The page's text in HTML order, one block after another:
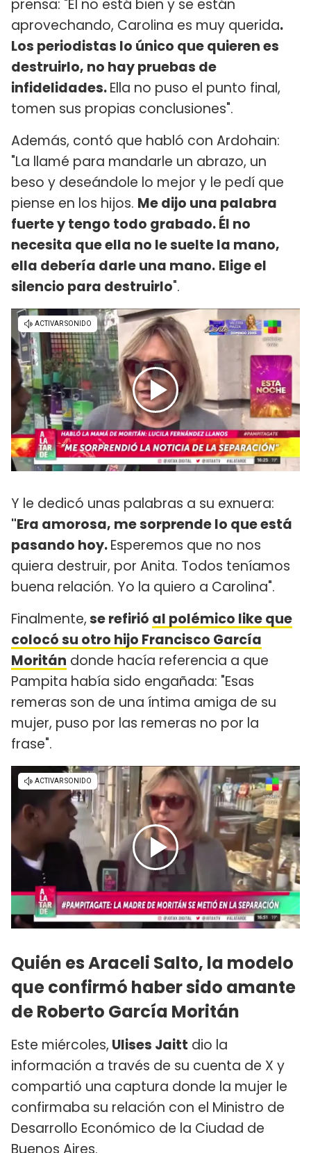
prensa: "Él no está bien y se están
aprovechando, Carolina es muy querida.
Los periodistas lo único que quieren es
destruirlo, no hay pruebas de
infidelidades.Ella no puso el punto final,
tomen sus propias conclusiones".
Además, contó que habló con Ardohain:
"La llamé para mandarle un abrazo, un
beso y deseándole lo mejor y le pedí que
piense en los hijos. Me dijo una palabra
fuerte y tengo todo grabado. Él no
necesita que ella no le suelte la mano,
ella debería darle una mano. Elige el
silencio para destruirlo".
Y le dedicó unas palabras a su exnuera:
"Era amorosa, me sorprende lo que está
pasando hoy.Esperemos que no nos
quiera destruir, por Anita. Todos teníamos
buena relación. Yo la quiero a Carolina".
Finalmente,se refirió al polémico like que
colocó su otro hijo Francisco García
Moritán donde hacía referencia a que
Pampita había sido engañada: "Esas
remeras son de una íntima amiga de su
mujer, puso por las remeras no por la
frase".
Quién es Araceli Salto, la modelo
que confirmó haber sido amante
de Roberto García Moritán
Este miércoles, Ulises Jaitt dio la
información a través de su cuenta de X y
compartió una captura donde la mujer le
confirmaba su relación con el Ministro de
Desarrollo Económico de la Ciudad de
Buenos Aires.